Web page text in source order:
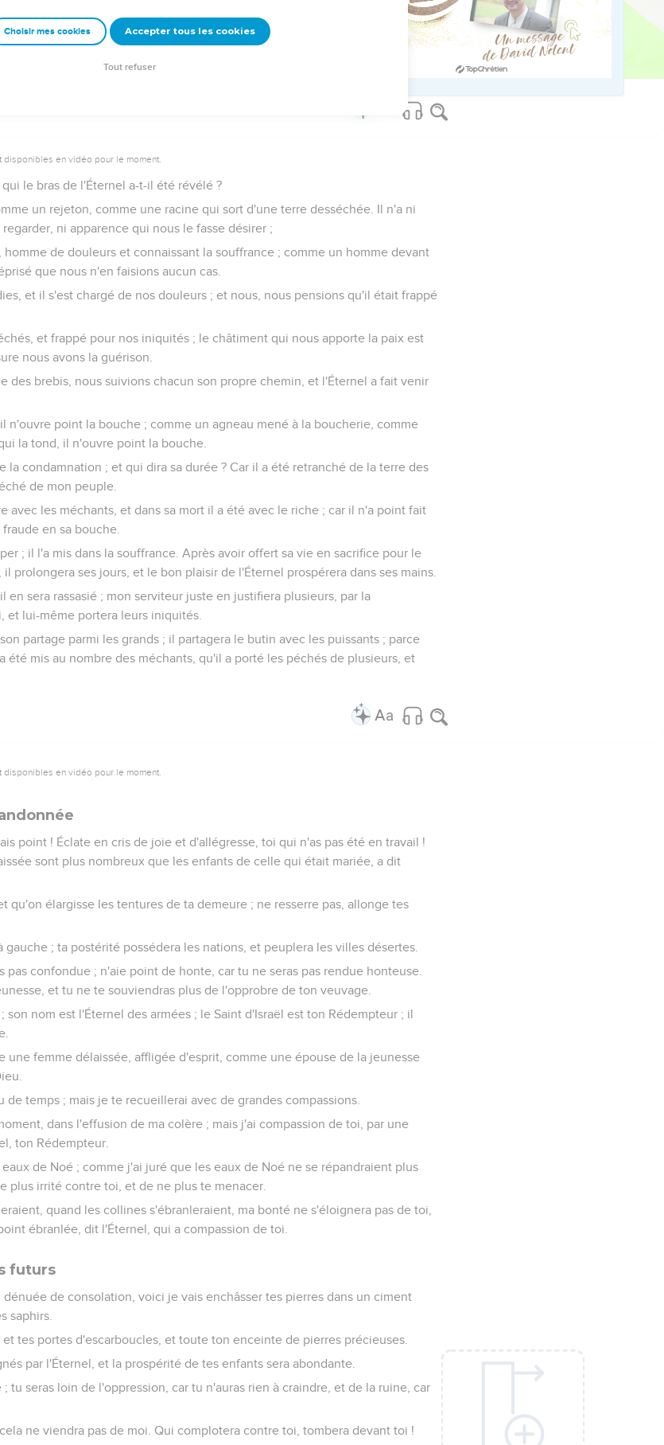
; ainsi il remplira de joie plusieurs nations ;
lui ; car ils verront ce qui ne leur avait pas été raconté, ils apprendront
disponibles en vidéo pour le moment.
le bras de l'Éternel a-t-il été révélé ?
un rejeton, comme une racine qui sort d'une terre desséchée. Il n'a ni
ni apparence qui nous le fasse désirer ;
homme de douleurs et connaissant la souffrance ; comme un homme devant
que nous n'en faisions aucun cas.
et il s'est chargé de nos douleurs ; et nous, nous pensions qu'il était frappé
et frappé pour nos iniquités ; le châtiment qui nous apporte la paix est
nous avons la guérison.
des brebis, nous suivions chacun son propre chemin, et l'Éternel a fait venir
n'ouvre point la bouche ; comme un agneau mené à la boucherie, comme
la tond, il n'ouvre point la bouche.
la condamnation ; et qui dira sa durée ? Car il a été retranché de la terre des
de mon peuple.
avec les méchants, et dans sa mort il a été avec le riche ; car il n'a point fait
en sa bouche.
; il l'a mis dans la souffrance. Après avoir offert sa vie en sacrifice pour le
prolongera ses jours, et le bon plaisir de l'Éternel prospérera dans ses mains.
en sera rassasié ; mon serviteur juste en justifiera plusieurs, par la
et lui-même portera leurs iniquités.
partage parmi les grands ; il partagera le butin avec les puissants ; parce
été mis au nombre des méchants, qu'il a porté les péchés de plusieurs, et
disponibles en vidéo pour le moment.
point ! Éclate en cris de joie et d'allégresse, toi qui n'as pas été en travail !
sont plus nombreux que les enfants de celle qui était mariée, a dit
qu'on élargisse les tentures de ta demeure ; ne resserre pas, allonge tes
gauche ; ta postérité possédera les nations, et peuplera les villes désertes.
pas confondue ; n'aie point de honte, car tu ne seras pas rendue honteuse.
et tu ne te souviendras plus de l'opprobre de ton veuvage.
son nom est l'Éternel des armées ; le Saint d'Israël est ton Rédempteur ; il
une femme délaissée, affligée d'esprit, comme une épouse de la jeunesse
temps ; mais je te recueillerai avec de grandes compassions.
dans l'effusion de ma colère ; mais j'ai compassion de toi, par une
ton Rédempteur.
de Noé ; comme j'ai juré que les eaux de Noé ne se répandraient plus
plus irrité contre toi, et de ne plus te menacer.
quand les collines s'ébranleraient, ma bonté ne s'éloignera pas de toi,
ébranlée, dit l'Éternel, qui a compassion de toi.
futurs
de consolation, voici je vais enchâsser tes pierres dans un ciment
saphirs.
tes portes d'escarboucles, et toute ton enceinte de pierres précieuses.
par l'Éternel, et la prospérité de tes enfants sera abondante.
tu seras loin de l'oppression, car tu n'auras rien à craindre, et de la ruine, car
ne viendra pas de moi. Qui complotera contre toi, tombera devant toi !
Choisir mes cookies Accepter tous les cookies
Tout refuser